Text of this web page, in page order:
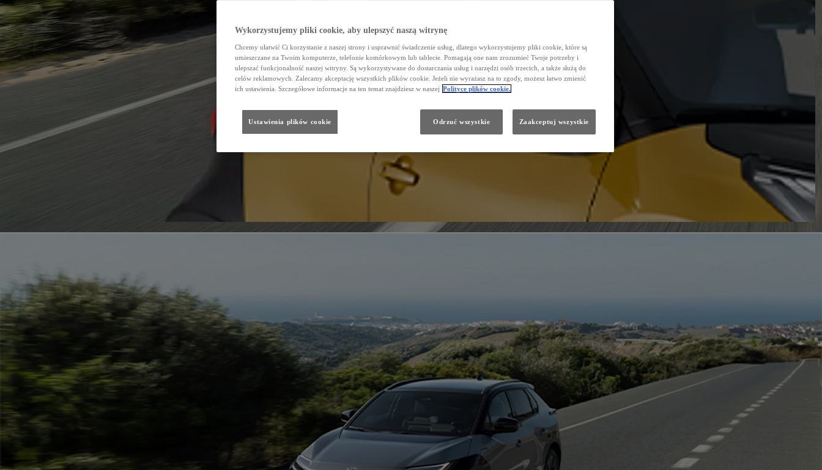
Wykorzystujemy pliki cookie, aby ulepszyć naszą witrynę
Chcemy ułatwić Ci korzystanie z naszej strony i usprawnić świadczenie usług, dlatego wykorzystujemy pliki cookie, które są
umieszczane na Twoim komputerze, telefonie komórkowym lub tablecie. Pomagają one nam zrozumieć Twoje potrzeby i
ulepszać funkcjonalność naszej witryny. Są wykorzystywane do dostarczania usług i narzędzi osób trzecich, a także służą do
celów reklamowych. Zalecamy akceptację wszystkich plików cookie. Jeżeli nie wyrażasz na to zgody, możesz łatwo zmienić
ich ustawienia. Szczegółowe informacje na ten temat znajdziesz w naszej Polityce plików cookie.
Ustawienia plików cookie Odrzuć wszystkie Zaakceptuj wszystkie